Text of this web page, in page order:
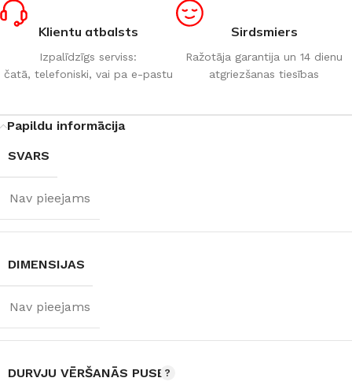
Klientu atbalsts
Izpalīdzīgs serviss:
čatā, telefoniski, vai pa e-pastu
Sirdsmiers
Ražotāja garantija un 14 dienu
atgriezšanas tiesības
Papildu informācija
SVARS
Nav pieejams
DIMENSIJAS
Nav pieejams
DURVJU VĒRŠANĀS PUSE